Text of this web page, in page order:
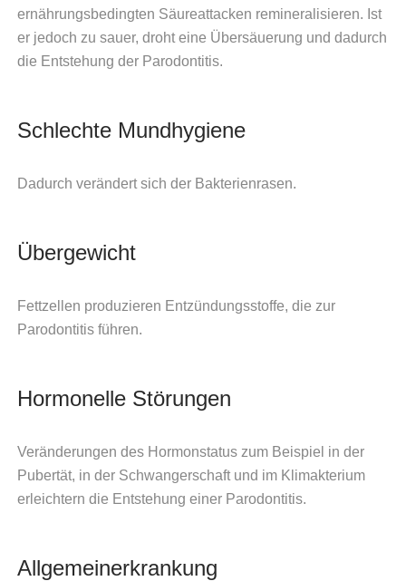
ernährungsbedingten Säureattacken remineralisieren. Ist
er jedoch zu sauer, droht eine Übersäuerung und dadurch
die Entstehung der Parodontitis.
Schlechte Mundhygiene
Dadurch verändert sich der Bakterienrasen.
Übergewicht
Fettzellen produzieren Entzündungsstoffe, die zur
Parodontitis führen.
Hormonelle Störungen
Veränderungen des Hormonstatus zum Beispiel in der
Pubertät, in der Schwangerschaft und im Klimakterium
erleichtern die Entstehung einer Parodontitis.
Allgemeinerkrankung